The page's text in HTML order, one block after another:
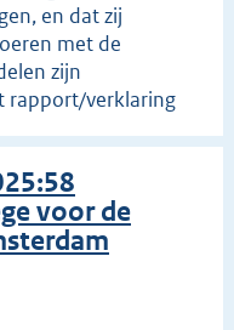
en dat zij
met de
zijn
rapport/verklaring
voor de